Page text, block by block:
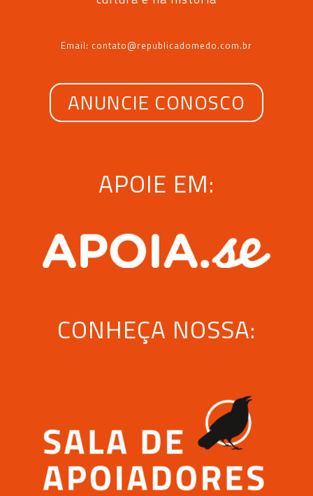
Email: contato@republicadomedo.com.br
ANUNCIE CONOSCO
APOIE EM:
CONHEÇA NOSSA: